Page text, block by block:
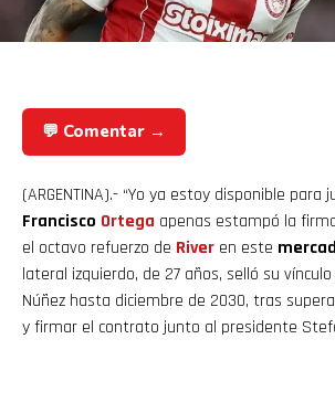
💬 Comentar →
(ARGENTINA).- “Yo ya estoy disponible para
Francisco Ortega apenas estampó la
el octavo refuerzo de River en este
lateral izquierdo, de 27 años, selló su
Núñez hasta diciembre de 2030, tras
y firmar el contrato junto al presidente